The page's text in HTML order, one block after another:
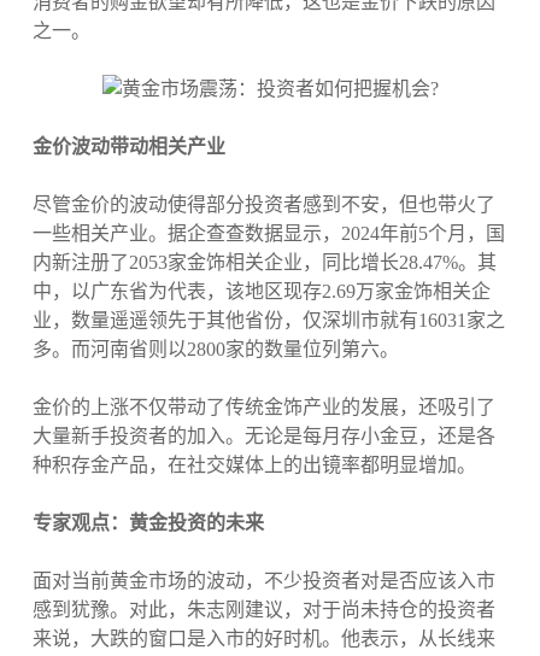
之一。
金价波动带动相关产业
尽管金价的波动使得部分投资者感到不安，但也带火了
一些相关产业。据企查查数据显示，2024年前5个月，国
内新注册了2053家金饰相关企业，同比增长28.47%。其
中，以广东省为代表，该地区现存2.69万家金饰相关企
业，数量遥遥领先于其他省份，仅深圳市就有16031家之
多。而河南省则以2800家的数量位列第六。
金价的上涨不仅带动了传统金饰产业的发展，还吸引了
大量新手投资者的加入。无论是每月存小金豆，还是各
种积存金产品，在社交媒体上的出镜率都明显增加。
专家观点：黄金投资的未来
面对当前黄金市场的波动，不少投资者对是否应该入市
感到犹豫。对此，朱志刚建议，对于尚未持仓的投资者
来说，大跌的窗口是入市的好时机。他表示，从长线来